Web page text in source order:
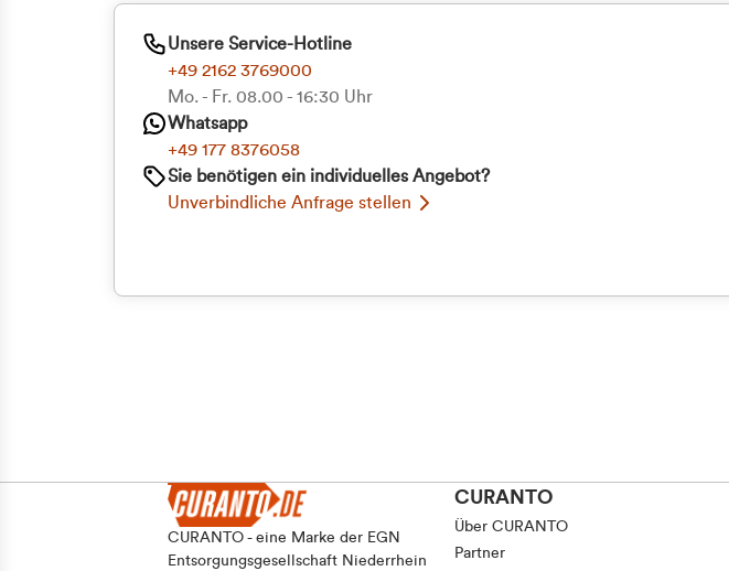
Unsere Service-Hotline
+49 2162 3769000
Mo. - Fr. 08.00 - 16:30 Uhr
Whatsapp
+49 177 8376058
Sie benötigen ein individuelles Angebot?
Unverbindliche Anfrage stellen
CURANTO - eine Marke der EGN
Entsorgungsgesellschaft Niederrhein
CURANTO
Über CURANTO
Partner